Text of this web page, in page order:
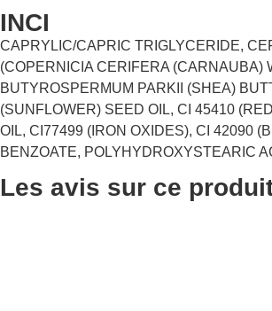
INCI
CAPRYLIC/CAPRIC TRIGLYCERIDE,
(COPERNICIA CERIFERA (CARNAUBA)
BUTYROSPERMUM PARKII (SHEA)
(SUNFLOWER) SEED OIL, CI 45410
OIL, CI77499 (IRON OXIDES), CI 42090
BENZOATE, POLYHYDROXYSTEARIC
Les avis sur ce